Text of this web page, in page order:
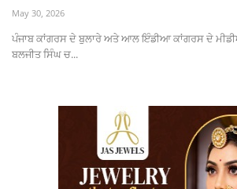
May 30, 2026
ਪੰਜਾਬ ਕਾਂਗਰਸ ਦੇ ਬੁਲਾਰੇ ਅਤੇ ਆਲ ਇੰਡੀਆ ਕਾਂਗਰਸ ਦੇ
ਬਲਜੀਤ ਸਿੰਘ ਚ...